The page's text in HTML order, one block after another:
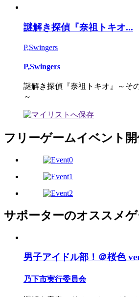
謎解き探偵『奈祖トキオ...
P,Swingers
P,Swingers
謎解き探偵『奈祖トキオ』～そ
～
フリーゲームイベント開
サポーターのオススメ
男子アイドル部！＠桜色
乃下市実行委員会